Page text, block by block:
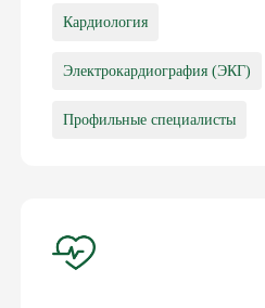
Кардиология
Электрокардиография (ЭКГ)
Профильные специалисты